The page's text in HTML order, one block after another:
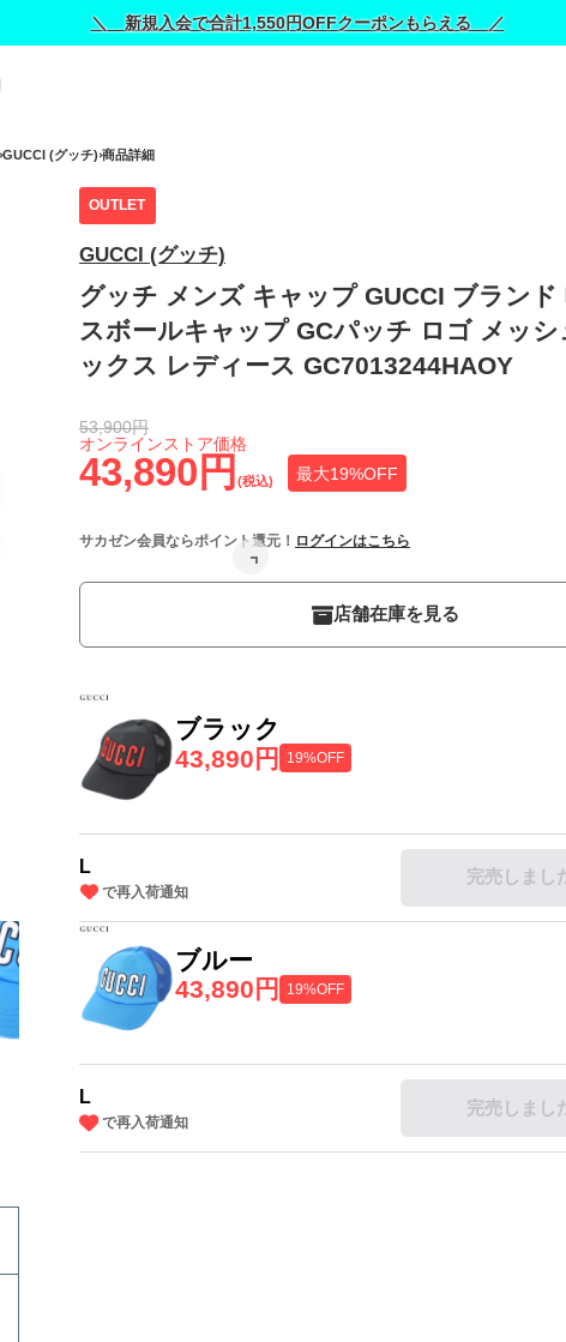
＼ 新規入会で合計1,550円OFFクーポンもらえる ／
GUCCI (グッチ) 商品詳細
OUTLET
GUCCI (グッチ)
グッチ メンズ キャップ GUCCI ブランド
スボールキャップ GCパッチ ロゴ メッ
ックス レディース GC7013244HAOY
43,890円 (税込) 最大19%OFF
オンラインストア価格
53,900円
サカゼン会員ならポイント還元！ ログインはこちら
店舗在庫を見る
ブラック
43,890円
19%OFF
L
で再入荷通知
完売しまし
ブルー
43,890円
19%OFF
L
で再入荷通知
完売しまし